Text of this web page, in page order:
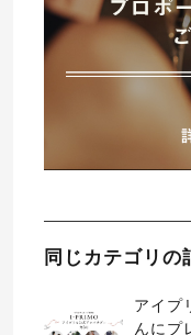
同じカテゴリの
アイプ
んにプ